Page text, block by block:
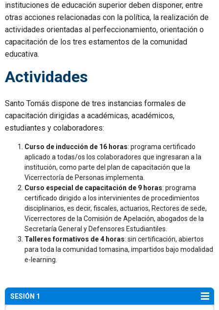
instituciones de educación superior deben disponer, entre
otras acciones relacionadas con la política, la realización de
actividades orientadas al perfeccionamiento, orientación o
capacitación de los tres estamentos de la comunidad
educativa.
Actividades
Santo Tomás dispone de tres instancias formales de
capacitación dirigidas a académicas, académicos,
estudiantes y colaboradores:
Curso de inducción de 16 horas: programa certificado
aplicado a todas/os los colaboradores que ingresaran a la
institución, como parte del plan de capacitación que la
Vicerrectoría de Personas implementa.
Curso especial de capacitación de 9 horas: programa
certificado dirigido a los intervinientes de procedimientos
disciplinarios, es decir, fiscales, actuarios, Rectores de sede,
Vicerrectores de la Comisión de Apelación, abogados de la
Secretaría General y Defensores Estudiantiles.
Talleres formativos de 4 horas: sin certificación, abiertos
para toda la comunidad tomasina, impartidos bajo modalidad
e-learning.
SESIÓN 1